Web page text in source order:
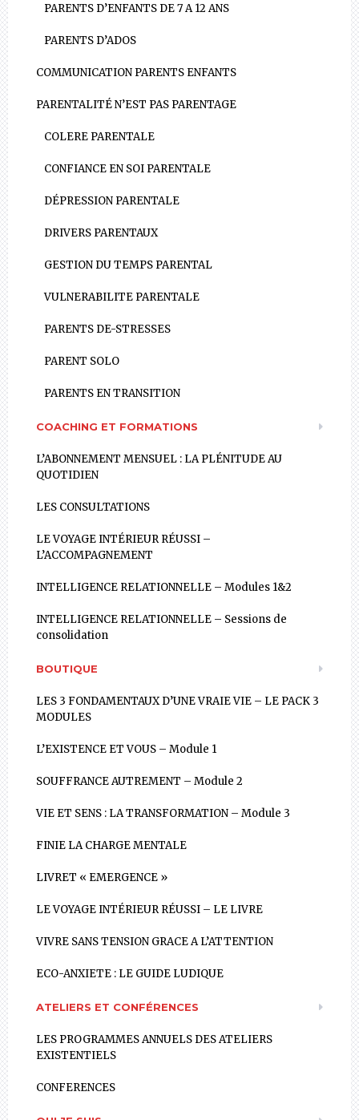
PARENTS D’ENFANTS DE 7 A 12 ANS
PARENTS D’ADOS
COMMUNICATION PARENTS ENFANTS
PARENTALITÉ N’EST PAS PARENTAGE
COLERE PARENTALE
CONFIANCE EN SOI PARENTALE
DÉPRESSION PARENTALE
DRIVERS PARENTAUX
GESTION DU TEMPS PARENTAL
VULNERABILITE PARENTALE
PARENTS DE-STRESSES
PARENT SOLO
PARENTS EN TRANSITION
COACHING ET FORMATIONS
L’ABONNEMENT MENSUEL : LA PLÉNITUDE AU
QUOTIDIEN
LES CONSULTATIONS
LE VOYAGE INTÉRIEUR RÉUSSI –
L’ACCOMPAGNEMENT
INTELLIGENCE RELATIONNELLE – Modules 1&2
INTELLIGENCE RELATIONNELLE – Sessions de
consolidation
BOUTIQUE
LES 3 FONDAMENTAUX D’UNE VRAIE VIE – LE PACK 3
MODULES
L’EXISTENCE ET VOUS – Module 1
SOUFFRANCE AUTREMENT – Module 2
VIE ET SENS : LA TRANSFORMATION – Module 3
FINIE LA CHARGE MENTALE
LIVRET « EMERGENCE »
LE VOYAGE INTÉRIEUR RÉUSSI – LE LIVRE
VIVRE SANS TENSION GRACE A L’ATTENTION
ECO-ANXIETE : LE GUIDE LUDIQUE
ATELIERS ET CONFÉRENCES
LES PROGRAMMES ANNUELS DES ATELIERS
EXISTENTIELS
CONFERENCES